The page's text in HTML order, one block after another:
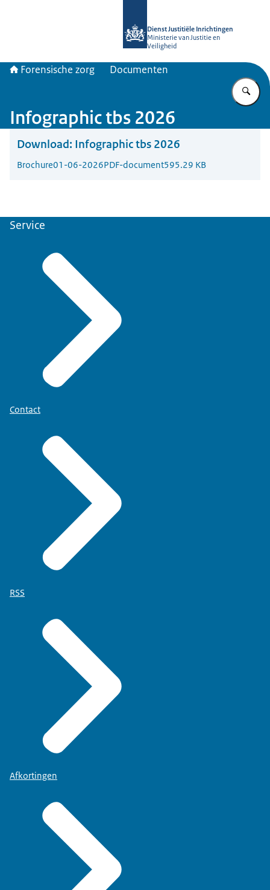
Dienst Justitiële Inrichtingen
Ministerie van Justitie en
Veiligheid
Forensische zorg Documenten
Infographic tbs 2026
Download: Infographic tbs 2026
Brochure01-06-2026PDF-document595.29 KB
Service
Contact
RSS
Afkortingen